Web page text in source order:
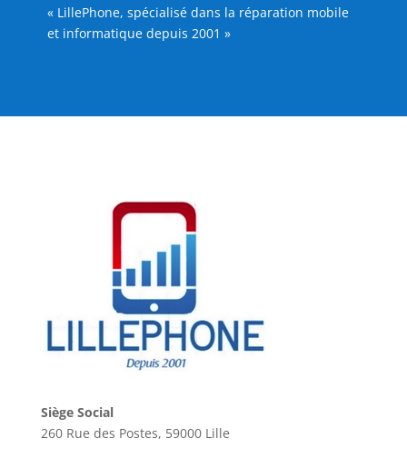
« LillePhone, spécialisé dans la réparation mobile
et informatique depuis 2001 »
Siège Social
260 Rue des Postes, 59000 Lille